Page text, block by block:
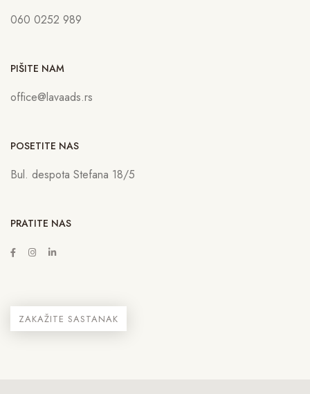
060 0252 989
PIŠITE NAM
office@lavaads.rs
POSETITE NAS
Bul. despota Stefana 18/5
PRATITE NAS
ZAKAŽITE SASTANAK